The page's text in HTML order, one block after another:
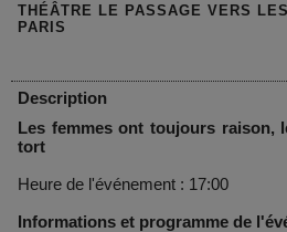
THÉÂTRE LE PASSAGE VERS
PARIS
Description
Les femmes ont toujours raison,
tort
Heure de l'événement : 17:00
Informations et programme de